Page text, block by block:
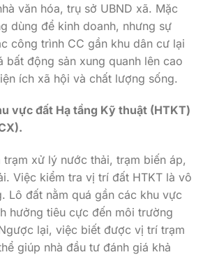
văn hóa, trụ sở UBND xã. Mặc
dùng để kinh doanh, nhưng sự
công trình CC gần khu dân cư lại
bất động sản xung quanh lên cao
ích xã hội và chất lượng sống.
vực đất Hạ tầng Kỹ thuật (HTKT)
trạm xử lý nước thải, trạm biến áp,
Việc kiểm tra vị trí đất HTKT là vô
Lô đất nằm quá gần các khu vực
hưởng tiêu cực đến môi trường
lại, việc biết được vị trí trạm
giúp nhà đầu tư đánh giá khả